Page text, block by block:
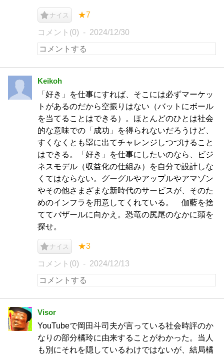
ナイス ★7
コメント(0) 2024/12/30
Keikoh
「好き」を仕事にすれば、そこには必ずマーケッ
トがあるのだから空振りはない（バットにボール
を当てることはできる）。ほとんどのひとは社会
的な意味での「成功」を得られないだろうけど、
すくなくとも塁に出てチャレンジしつづけること
はできる。「好き」を仕事にしたいのなら、ビジ
ネスモデル（収益化の仕組み）を自分で設計しな
くてはならない。グーグルやアップルやアマゾン
やその他さまざまな新時代のサービスが、そのた
めのインフラを用意してくれている。 伽藍を捨
ててバザールに向かえ。恐竜の尻尾のなかに頭を
探せ。
ナイス ★3
コメント(0) 2024/12/13
Visor
YouTubeで岡田斗司夫が言っている社会時評のか
なりの部分橘玲に由来することがわかった。当人
も別にそれを隠しているわけではないが、結局橘